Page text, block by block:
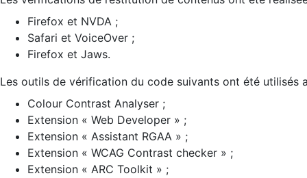
Firefox et NVDA ;
Safari et VoiceOver ;
Firefox et Jaws.
Les outils de vérification du code suivants ont été utilisés
Colour Contrast Analyser ;
Extension « Web Developer » ;
Extension « Assistant RGAA » ;
Extension « WCAG Contrast checker » ;
Extension « ARC Toolkit » ;